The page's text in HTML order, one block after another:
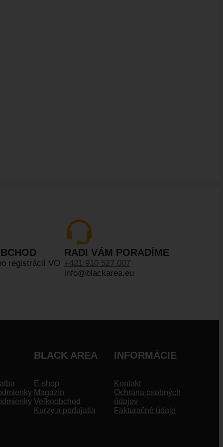
registrácií VO
RADI VÁM PORADÍME
+421 910 527 007
info@blackarea.eu
BLACK AREA
E-shop
Magazín
Veľkoobchod
Kurzy a podujatia
INFORMÁCIE
Kontakt
Ochrana osobných
údajov
Fakturačné údaje